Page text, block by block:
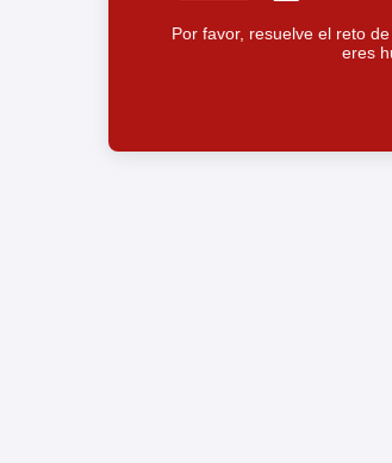
Por favor, resuelve el reto
eres